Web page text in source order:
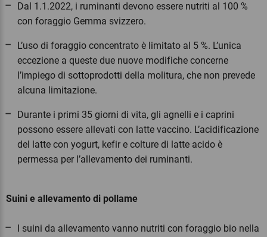
Dal 1.1.2022, i ruminanti devono essere nutriti al 100 %
con foraggio Gemma svizzero.
L’uso di foraggio concentrato è limitato al 5 %. L’unica
eccezione a queste due nuove modifiche concerne
l’impiego di sottoprodotti della molitura, che non prevede
alcuna limitazione.
Durante i primi 35 giorni di vita, gli agnelli e i caprini
possono essere allevati con latte vaccino. L’acidificazione
del latte con yogurt, kefir e colture di latte acido è
permessa per l’allevamento dei ruminanti.
Suini e allevamento di pollame
I suini da allevamento vanno nutriti con foraggio bio nella